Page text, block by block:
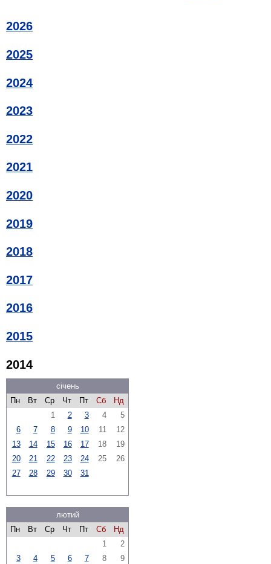
2026
2025
2024
2023
2022
2021
2020
2019
2018
2017
2016
2015
2014
січень
Пн
Вт Ср Чт Пт Сб
Нд
1
2 3 4
5
6
7 8 9 10 11
12
13
14 15 16 17 18
19
20
21 22 23 24 25
26
27
28 29 30 31
лютий
Пн
Вт Ср Чт Пт Сб
Нд
1
2
3
4 5 6 7 8
9